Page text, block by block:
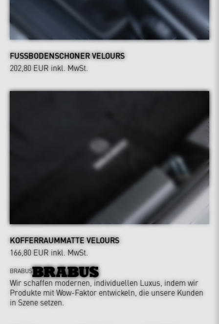
FUSSBODENSCHONER VELOURS
202,80 EUR inkl. MwSt.
KOFFERRAUMMATTE VELOURS
166,80 EUR inkl. MwSt.
BRABUS
Wir schaffen modernen, individuellen Luxus, indem wir
Produkte mit Wow-Faktor entwickeln, die unsere Kunden
in Szene setzen.